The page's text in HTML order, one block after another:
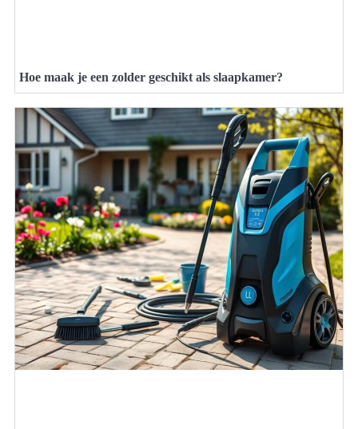
Hoe maak je een zolder geschikt als slaapkamer?